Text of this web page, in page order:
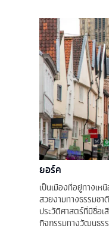
ยอร์ค
เป็นเมืองที่อยู่ทางเห
สวยงามทางธรรมช
ประวัติศาสตร์ที่มีชื่อ
กิจกรรมทางวัฒนธร